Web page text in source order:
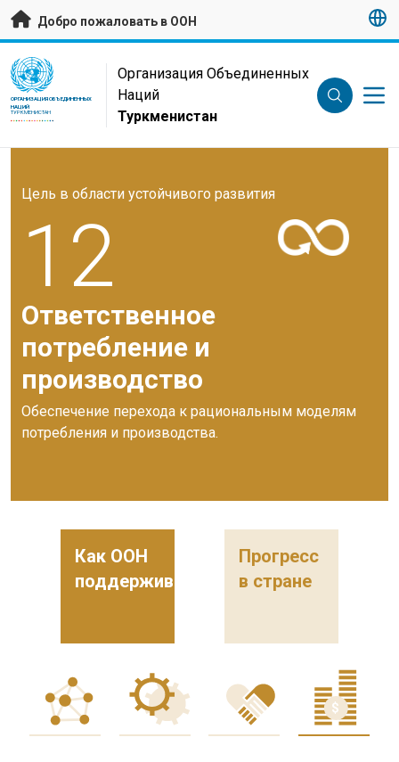
Перейти к основному содержанию
Добро пожаловать в ООН
UN Logo
ОРГАНИЗАЦИЯ ОБЪЕДИНЕННЫХ
НАЦИЙ
ТУРКМЕНИСТАН
Организация Объединенных
Наций
Туркменистан
Цель в области устойчивого развития
12
Ответственное
потребление и
производство
Обеспечение перехода к рациональным моделям
потребления и производства.
Как ООН
поддерживает
Прогресс
в стране